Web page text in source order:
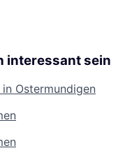
interessant sein
in Ostermundigen